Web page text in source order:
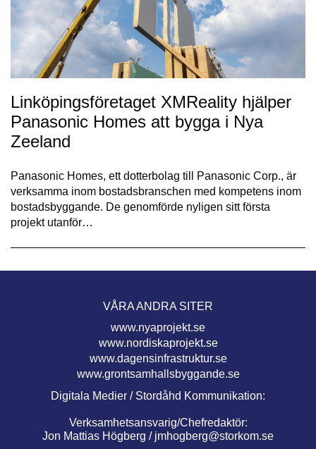
Linköpingsföretaget XMReality hjälper
Panasonic Homes att bygga i Nya
Zeeland
Panasonic Homes, ett dotterbolag till Panasonic Corp., är
verksamma inom bostadsbranschen med kompetens inom
bostadsbyggande. De genomförde nyligen sitt första
projekt utanför…
VÅRA ANDRA SITER
www.nyaprojekt.se
www.nordiskaprojekt.se
www.dagensinfrastruktur.se
www.grontsamhallsbyggande.se
Digitala Medier / Stordåhd Kommunikation:
Verksamhetsansvarig/Chefredaktör:
Jon Mattias Högberg / jmhogberg@storkom.se